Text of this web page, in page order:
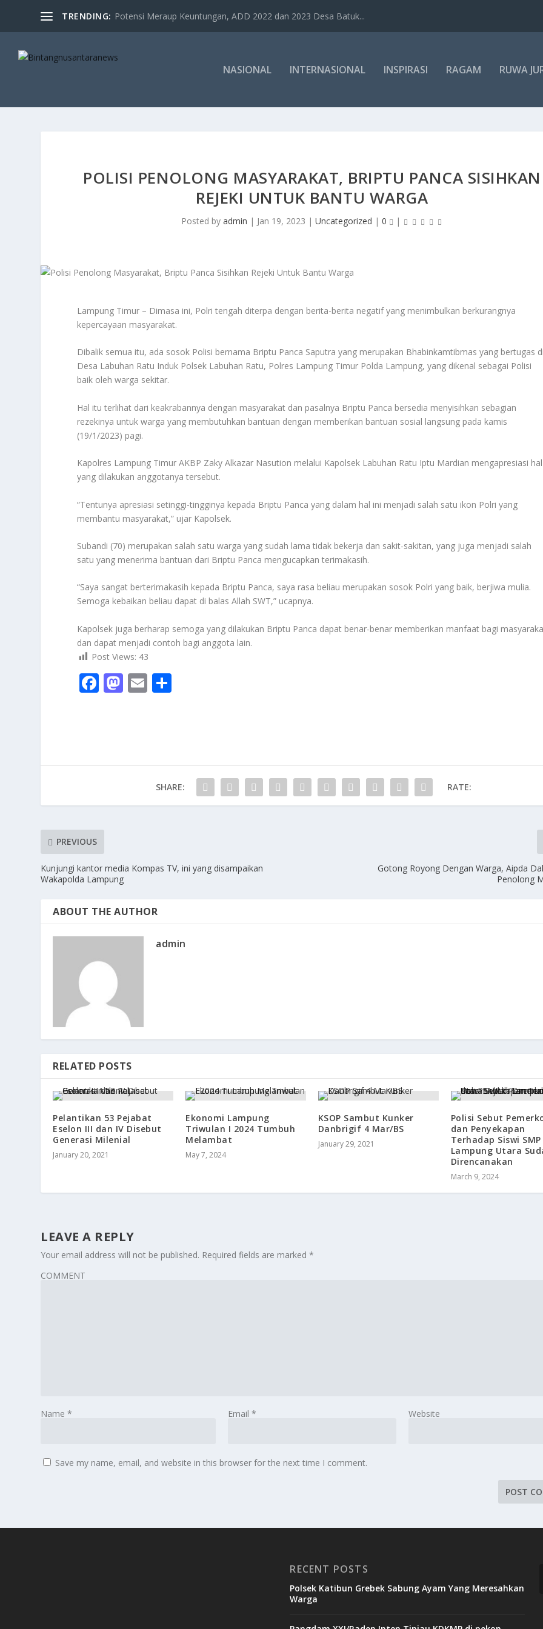
TRENDING: Potensi Meraup Keuntungan, ADD 2022 dan 2023 Desa Batuk...
NASIONAL INTERNASIONAL INSPIRASI RAGAM RUWA
POLISI PENOLONG MASYARAKAT, BRIPTU PANCA SISIHKAN
REJEKI UNTUK BANTU WARGA
Posted by admin | Jan 19, 2023 | Uncategorized | 0 |
Lampung Timur – Dimasa ini, Polri tengah diterpa dengan berita-berita negatif yang menimbulkan berkurangnya
kepercayaan masyarakat.
Dibalik semua itu, ada sosok Polisi bernama Briptu Panca Saputra yang merupakan Bhabinkamtibmas yang bertugas
Desa Labuhan Ratu Induk Polsek Labuhan Ratu, Polres Lampung Timur Polda Lampung, yang dikenal sebagai Polisi
baik oleh warga sekitar.
Hal itu terlihat dari keakrabannya dengan masyarakat dan pasalnya Briptu Panca bersedia menyisihkan sebagian
rezekinya untuk warga yang membutuhkan bantuan dengan memberikan bantuan sosial langsung pada kamis
(19/1/2023) pagi.
Kapolres Lampung Timur AKBP Zaky Alkazar Nasution melalui Kapolsek Labuhan Ratu Iptu Mardian mengapresiasi hal
yang dilakukan anggotanya tersebut.
“Tentunya apresiasi setinggi-tingginya kepada Briptu Panca yang dalam hal ini menjadi salah satu ikon Polri yang
membantu masyarakat,” ujar Kapolsek.
Subandi (70) merupakan salah satu warga yang sudah lama tidak bekerja dan sakit-sakitan, yang juga menjadi salah
satu yang menerima bantuan dari Briptu Panca mengucapkan terimakasih.
“Saya sangat berterimakasih kepada Briptu Panca, saya rasa beliau merupakan sosok Polri yang baik, berjiwa mulia.
Semoga kebaikan beliau dapat di balas Allah SWT,” ucapnya.
Kapolsek juga berharap semoga yang dilakukan Briptu Panca dapat benar-benar memberikan manfaat bagi
dan dapat menjadi contoh bagi anggota lain.
Post Views: 43
F
o
k
M
o
E
SHARE: RATE:
PREVIOUS
Kunjungi kantor media Kompas TV, ini yang disampaikan
Wakapolda Lampung
Gotong Royong Dengan Warga, Aipda
Penolong
ABOUT THE AUTHOR
admin
RELATED POSTS
Pelantikan 53 Pejabat
Eselon III dan IV Disebut
Generasi Milenial
January 20, 2021
Ekonomi Lampung
Triwulan I 2024 Tumbuh
Melambat
May 7, 2024
KSOP Sambut Kunker
Danbrigif 4 Mar/BS
January 29, 2021
Polisi Sebut
dan Penyekapan
Terhadap Siswi
Lampung Utara
Direncanakan
March 9, 2024
LEAVE A REPLY
Your email address will not be published. Required fields are marked*
COMMENT
Name* Email * Website
Save my name, email, and website in this browser for the next time I comment.
RECENT POSTS
Polsek Katibun Grebek Sabung Ayam Yang Meresahkan
Warga